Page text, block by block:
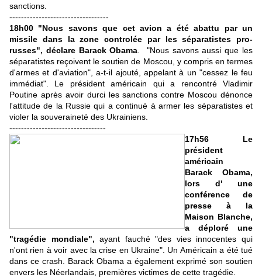
sanctions.
----------------------------------
18h00 "Nous savons que cet avion a été abattu par un
missile dans la zone controlée par les séparatistes pro-
russes", déclare Barack Obama . "Nous savons aussi que les
séparatistes reçoivent le soutien de Moscou, y compris en termes
d'armes et d'aviation", a-t-il ajouté, appelant à un "cessez le feu
immédiat". Le président américain qui a rencontré Vladimir
Poutine après avoir durci les sanctions contre Moscou dénonce
l'attitude de la Russie qui a continué à armer les séparatistes et
violer la souveraineté des Ukrainiens.
---------------------------------
17h56 Le
président
américain
Barack Obama,
lors d' une
conférence de
presse à la
Maison Blanche,
a déploré une
"tragédie mondiale", ayant fauché "des vies innocentes qui
n'ont rien à voir avec la crise en Ukraine". Un Américain a été tué
dans ce crash. Barack Obama a également exprimé son soutien
envers les Néerlandais, premières victimes de cette tragédie.